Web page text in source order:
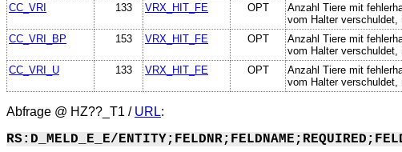
CC_VRI 133 VRX_HIT_FE OPT
Anzahl Tiere mit
vom Halter verschuldet,
CC_VRI_BP 153 VRX_HIT_FE OPT
Anzahl Tiere mit
vom Halter verschuldet,
CC_VRI_U 133 VRX_HIT_FE OPT
Anzahl Tiere mit
vom Halter verschuldet,
Abfrage @ HZ??_T1 / URL:
RS:D_MELD_E_E/